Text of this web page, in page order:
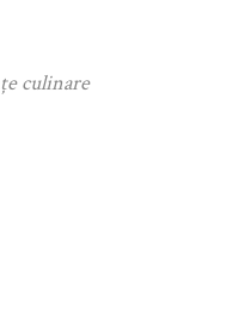
culinare